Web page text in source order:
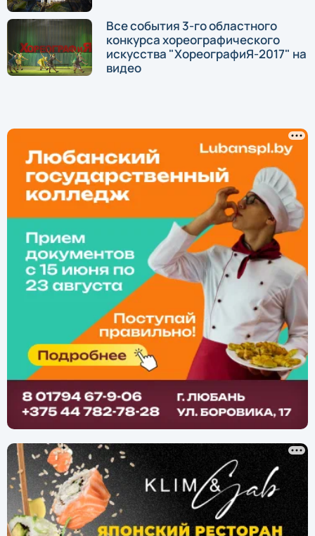
Все события 3-го областного
конкурса хореографического
искусства "ХореографиЯ-2017" на
видео